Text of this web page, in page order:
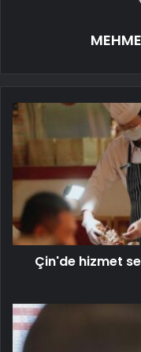
Çin'de hizmet